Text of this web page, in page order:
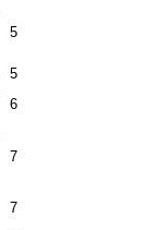
5
5
6
7
7